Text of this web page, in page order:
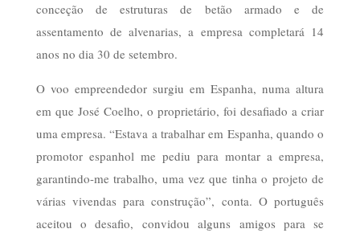
conceção de estruturas de betão armado e de
assentamento de alvenarias, a empresa completará 14
anos no dia 30 de setembro.
O voo empreendedor surgiu em Espanha, numa altura
em que José Coelho, o proprietário, foi desafiado a criar
uma empresa. “Estava a trabalhar em Espanha, quando o
promotor espanhol me pediu para montar a empresa,
garantindo-me trabalho, uma vez que tinha o projeto de
várias vivendas para construção”, conta. O português
aceitou o desafio, convidou alguns amigos para se